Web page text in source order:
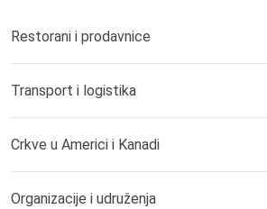
Restorani i prodavnice
Transport i logistika
Crkve u Americi i Kanadi
Organizacije i udruženja